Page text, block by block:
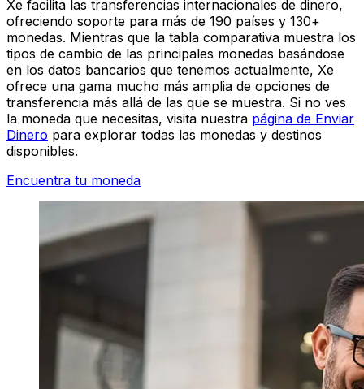
Xe facilita las transferencias internacionales de dinero,
ofreciendo soporte para más de 190 países y 130+
monedas. Mientras que la tabla comparativa muestra los
tipos de cambio de las principales monedas basándose
en los datos bancarios que tenemos actualmente, Xe
ofrece una gama mucho más amplia de opciones de
transferencia más allá de las que se muestra. Si no ves
la moneda que necesitas, visita nuestra página de Enviar
Dinero para explorar todas las monedas y destinos
disponibles.
Encuentra tu moneda